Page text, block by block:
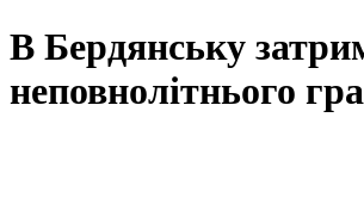
В Бердянську
неповнолітнього